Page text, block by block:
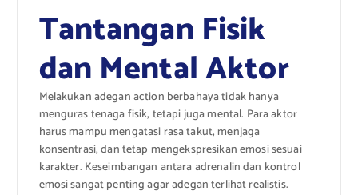
Tantangan Fisik
dan Mental Aktor
Melakukan adegan action berbahaya tidak hanya
menguras tenaga fisik, tetapi juga mental. Para aktor
harus mampu mengatasi rasa takut, menjaga
konsentrasi, dan tetap mengekspresikan emosi sesuai
karakter. Keseimbangan antara adrenalin dan kontrol
emosi sangat penting agar adegan terlihat realistis.